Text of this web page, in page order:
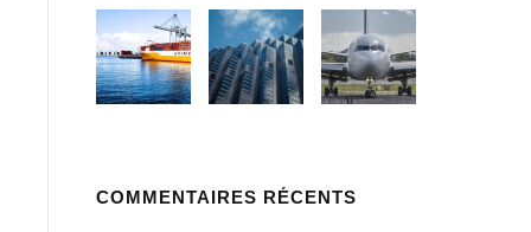
COMMENTAIRES RÉCENTS